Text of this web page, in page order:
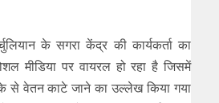
के सगरा केंद्र की कार्यकर्ता का
मीडिया पर वायरल हो रहा है जिसमें
से वेतन काटे जाने का उल्लेख किया गया